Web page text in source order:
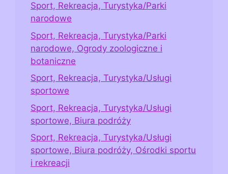
Sport, Rekreacja, Turystyka/Parki
narodowe
Sport, Rekreacja, Turystyka/Parki
narodowe, Ogrody zoologiczne i
botaniczne
Sport, Rekreacja, Turystyka/Usługi
sportowe
Sport, Rekreacja, Turystyka/Usługi
sportowe, Biura podróży
Sport, Rekreacja, Turystyka/Usługi
sportowe, Biura podróży, Ośrodki sportu
i rekreacji